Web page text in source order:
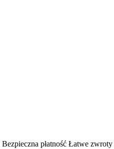
Bezpieczna płatność Łatwe zwroty